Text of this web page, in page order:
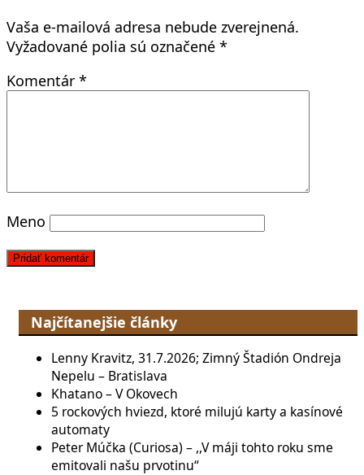
Vaša e-mailová adresa nebude zverejnená.
Vyžadované polia sú označené *
Komentár *
Meno
Najčítanejšie články
Lenny Kravitz, 31.7.2026; Zimný Štadión Ondreja
Nepelu – Bratislava
Khatano – V Okovech
5 rockových hviezd, ktoré milujú karty a kasínové
automaty
Peter Múčka (Curiosa) – ,,V máji tohto roku sme
emitovali našu prvotinu“